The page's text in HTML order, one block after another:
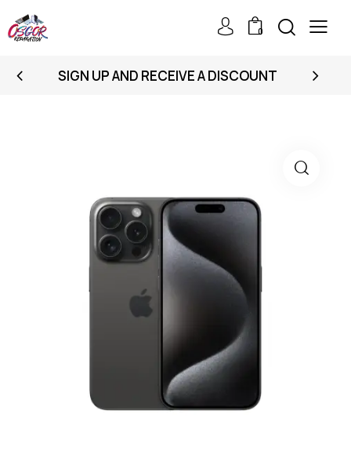
0
SIGN UP AND RECEIVE A DISCOUNT